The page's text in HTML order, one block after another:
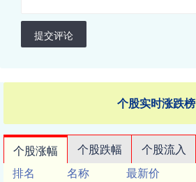
提交评论
个股实时涨跌榜
个股涨幅 个股跌幅 个股流入
排名
名称 最新价